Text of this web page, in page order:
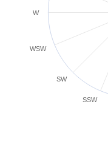
SSW
SW
WSW
W